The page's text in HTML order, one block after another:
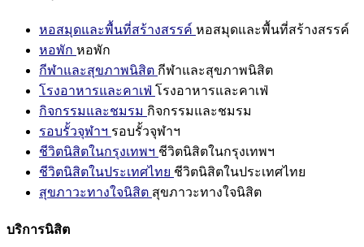
หอสมุดและพื้นที่สร้างสรรค์ หอสมุดและพื้นที่สร้างสรรค์
หอพัก หอพัก
กีฬาและสุขภาพนิสิต กีฬาและสุขภาพนิสิต
โรงอาหารและคาเฟ่ โรงอาหารและคาเฟ่
กิจกรรมและชมรม กิจกรรมและชมรม
รอบรั้วจุฬาฯ รอบรั้วจุฬาฯ
ชีวิตนิสิตในกรุงเทพฯ ชีวิตนิสิตในกรุงเทพฯ
ชีวิตนิสิตในประเทศไทย ชีวิตนิสิตในประเทศไทย
สุขภาวะทางใจนิสิต สุขภาวะทางใจนิสิต
บริการนิสิต